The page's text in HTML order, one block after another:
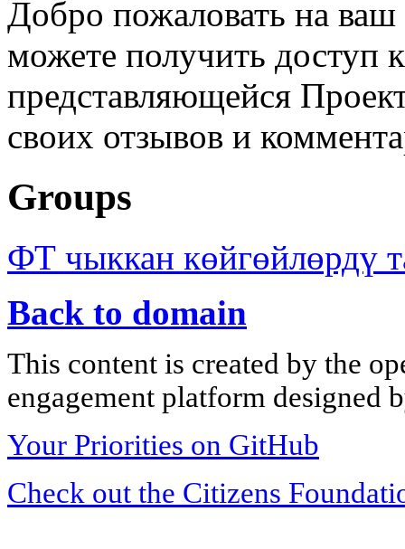
Добро пожаловать на
можете получить доступ
представляющейся
своих отзывов и
Groups
ФТ чыккан көйгөйлөрдү
Back to domain
This content is created by the
engagement platform designed
Your Priorities on GitHub
Check out the Citizens